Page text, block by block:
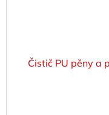
Čistič PU pěny a